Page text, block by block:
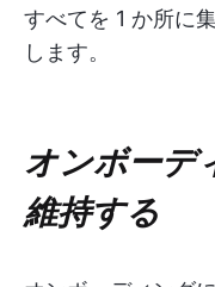
すべてを 1 か所に
します。
オンボーデ
維持する